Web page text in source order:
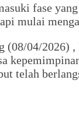
fase
mulai
04/
telah